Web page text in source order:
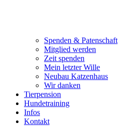
Spenden & Patenschaft
Mitglied werden
Zeit spenden
Mein letzter Wille
Neubau Katzenhaus
Wir danken
Tierpension
Hundetraining
Infos
Kontakt